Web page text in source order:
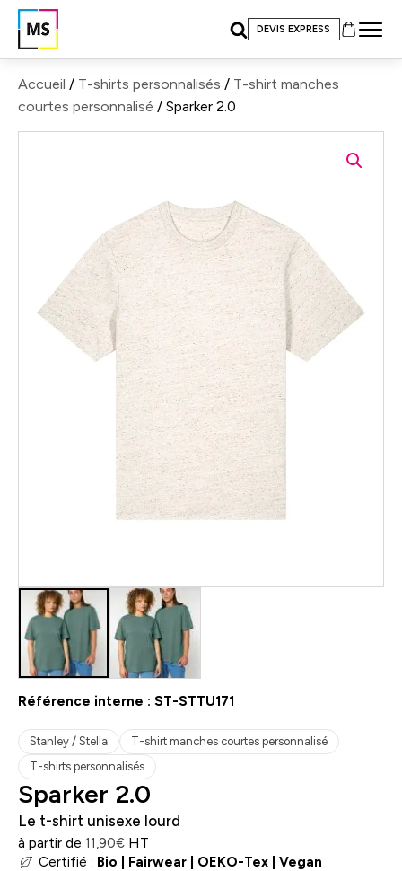
DEVIS EXPRESS
Accueil / T-shirts personnalisés / T-shirt manches
courtes personnalisé / Sparker 2.0
Référence interne : ST-STTU171
Stanley / Stella
T-shirt manches courtes personnalisé
T-shirts personnalisés
Sparker 2.0
Le t-shirt unisexe lourd
à partir de 11,90€ HT
Certifié : Bio Fairwear OEKO-Tex Vegan